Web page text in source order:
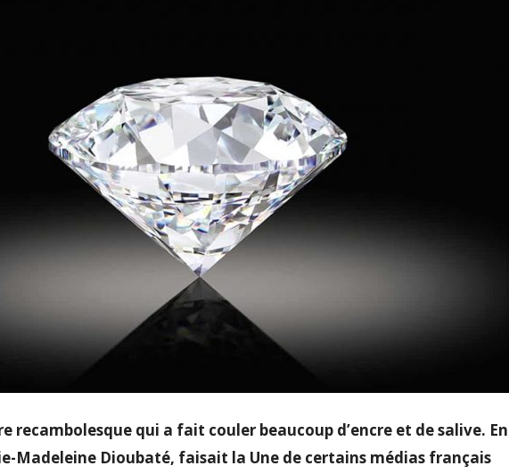
recambolesque qui a fait couler beaucoup d’encre et de salive. En
Madeleine Dioubaté, faisait la Une de certains médias français